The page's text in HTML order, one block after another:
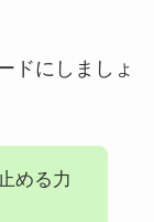
ドにしましょ
める力